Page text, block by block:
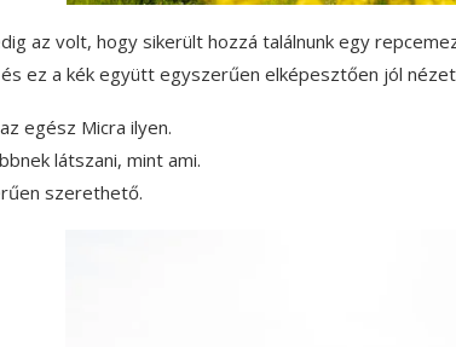
az volt, hogy sikerült hozzá találnunk egy
ez a kék együtt egyszerűen elképesztően jól
egész Micra ilyen.
látszani, mint ami.
szerethető.